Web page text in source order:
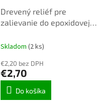
Drevený reliéf pre
zalievanie do epoxidovej
1ks
Skladom (2 ks)
€2,20 bez DPH
€2,70
Do košíka